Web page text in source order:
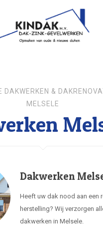
DAKWERKEN &
MELSELE
Dakwerken
Heeft uw dak nood aan een
herstelling? Wij verzorgen
dakwerken in Melsele.